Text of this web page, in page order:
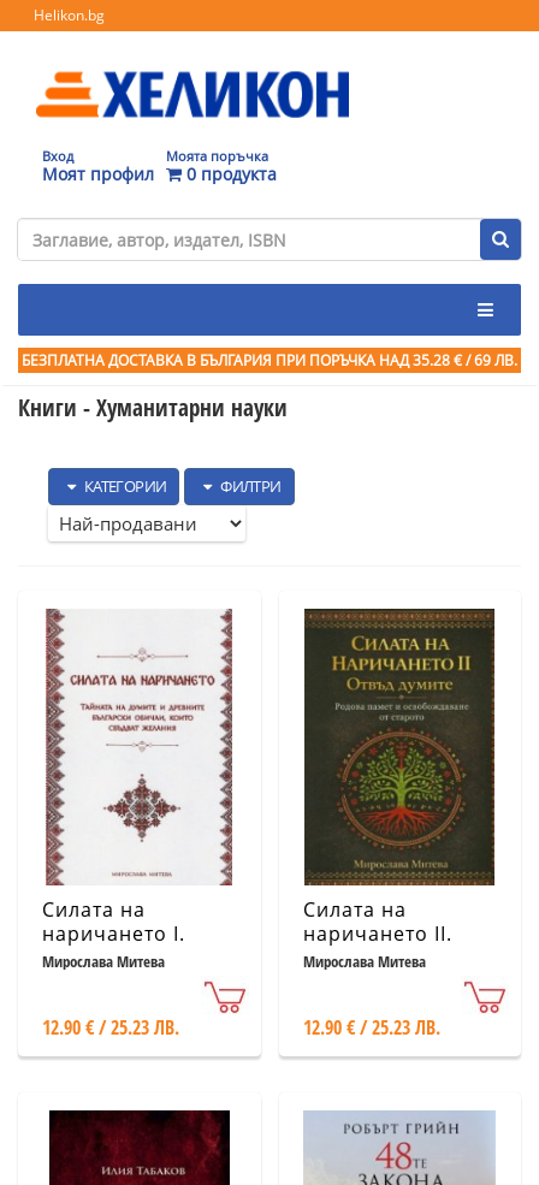
Helikon.bg
Вход
Моят профил
Моята поръчка
0 продукта
БЕЗПЛАТНА ДОСТАВКА В БЪЛГАРИЯ ПРИ ПОРЪЧКА НАД 35.28 € / 69 ЛВ.
Книги - Хуманитарни науки
КАТЕГОРИИ ФИЛТРИ
Силата на
наричането І.
Тайната на
български
обичаи, които
Мирослава Митева
12.90 € / 25.23 ЛВ.
Силата на
наричането II.
Отвъд думите
Мирослава Митева
12.90 € / 25.23 ЛВ.